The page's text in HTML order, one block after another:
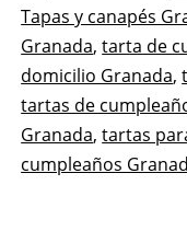
como
Pastelerías
Asociadas
Apanymantel
Tapas y canapés
Granada,tarta de
domicilio Granada,
tartas de
Granada,tartas
cumpleaños